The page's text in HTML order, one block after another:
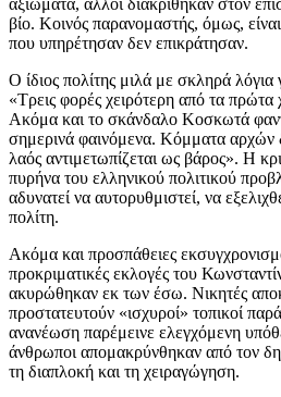
βίο. Κοινός παρανομαστής, όμως,
που υπηρέτησαν δεν επικράτησαν.
Ο ίδιος πολίτης μιλά με σκληρά
«Τρεις φορές χειρότερη από τα πρώτα
Ακόμα και το σκάνδαλο Κοσκωτά
σημερινά φαινόμενα. Κόμματα
λαός αντιμετωπίζεται ως βάρος». Η
πυρήνα του ελληνικού πολιτικού
αδυνατεί να αυτορυθμιστεί, να
πολίτη.
Ακόμα και προσπάθειες
προκριματικές εκλογές του
ακυρώθηκαν εκ των έσω. Νικητές
προστατευτούν «ισχυροί» τοπικοί
ανανέωση παρέμεινε ελεγχόμενη
άνθρωποι απομακρύνθηκαν από τον
τη διαπλοκή και τη χειραγώγηση.